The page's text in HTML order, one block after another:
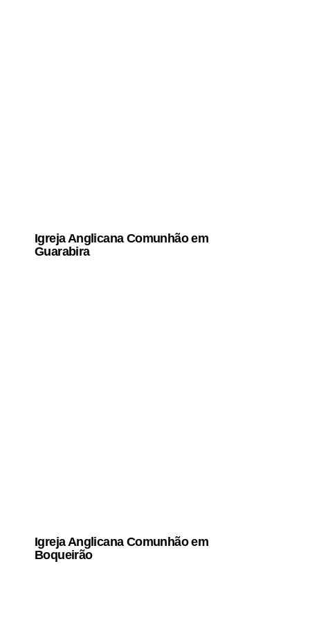
Igreja Anglicana Comunhão em
Guarabira
Igreja Anglicana Comunhão em
Boqueirão